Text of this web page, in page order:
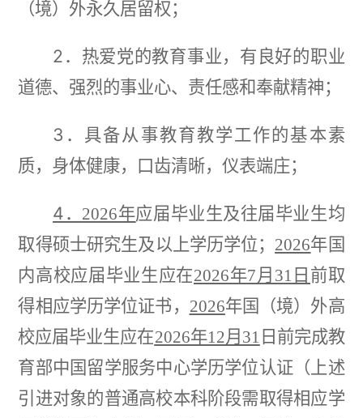
（境）外永久居留权；
2．
热爱党的教育事业，有良好的职业
道德、强烈的事业心、责任感和奉献精神；
3． 具备从事教育教学工作的基本素
质，身体健康，口齿清晰，仪表端庄；
4． 2026年应届毕业生及往届毕业生均
取得硕士研究生及以上学历学位； 2026年国
内高校应届毕业生应在2026年7月31日 前取
得相应学历学位证书， 2026年国（境）外高
校应届毕业生应在2026年12月31 日前完成教
育部中国留学服务中心学历学位认证（上述
引进对象的普通高校本科阶段需取得相应学